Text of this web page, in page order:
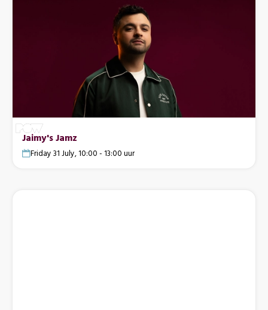
Jaimy's Jamz
Friday 31 July, 10:00 - 13:00 uur